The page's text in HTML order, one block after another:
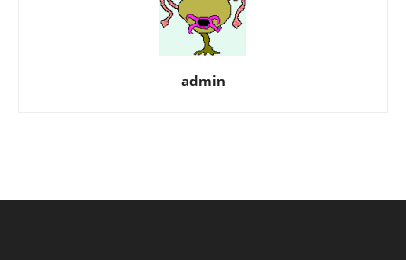
admin